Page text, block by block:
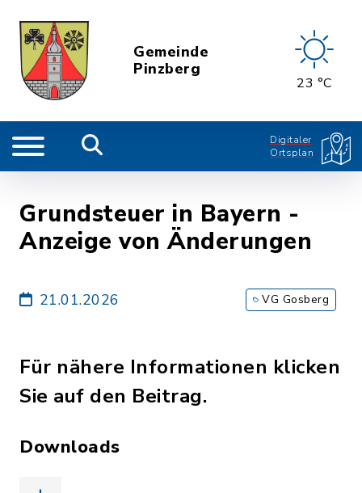
Gemeinde
Pinzberg
23 °C
Digitaler
Ortsplan
Grundsteuer in Bayern -
Anzeige von Änderungen
21.01.2026 VG Gosberg
Für nähere Informationen klicken
Sie auf den Beitrag.
Downloads